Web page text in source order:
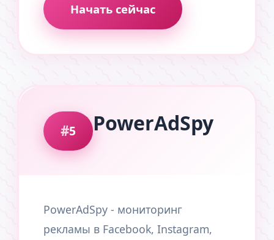
Начать сейчас
5 PowerAdSpy
PowerAdSpy - мониторинг
рекламы в Facebook, Instagram,